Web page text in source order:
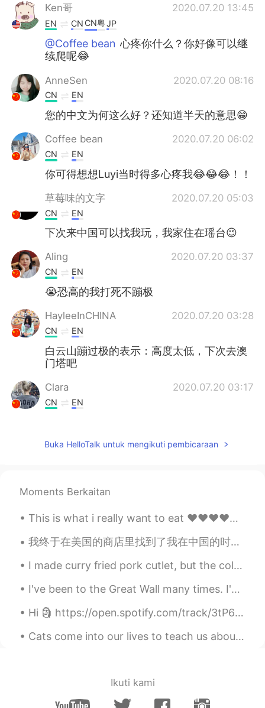
Ken哥 2020.07.20 13:45
EN CN CN粤JP
@Coffee bean 心疼你什么？你好像可以继
续爬呢😂
AnneSen 2020.07.20 08:16
CN EN
您的中文为何这么好？还知道半天的意思😁
Coffee bean 2020.07.20 06:02
CN EN
你可得想想Luyi当时得多心疼我😂😂😂！！
草莓味的文字 2020.07.20 05:03
CN EN
下次来中国可以找我玩，我家住在瑶台😉
Aling 2020.07.20 03:37
CN EN
😭恐高的我打死不蹦极
HayleeInCHINA 2020.07.20 03:28
CN EN
白云山蹦过极的表示：高度太低，下次去澳
门塔吧
Clara 2020.07.20 03:17
CN EN
Ken哥 2020.07.20 03:16
CN EN
怀念一下去年去广州找hellotalk的朋友
怀念一下去年去广州找hellotalk的朋友
玩 这件事情。
因为现在的情况也不知道下次见面是什
么时候了😪我记得有个故事，现在想起
挺搞笑不过当时就不是。
不过当时 并不 觉得
那天本来是想一起去白云山蹦极的不过
Buka HelloTalk untuk mengikuti pembicaraan
Moments Berkaitan
This is what i really want to eat ❤❤❤❤❤ Would anyone like to go with me?😊😊 I LOVE KOREAN FOOD😍
我终于在美国的商店里找到了我在中国的时候用的这种牙膏味道 😁 In America, toothpastes are usually a strong, fake mint flavor or...
I made curry fried pork cutlet, but the colour was to dark, because the oil was too hot. 😓😓 わたしは...
I've been to the Great Wall many times. I've been to Badaling, Mutianyu and Jinshanling. Jinsha...
Hi 🗿 https://open.spotify.com/track/3tP6QKbXvtrxiDI7QwKyUf?si=-McvxkqiT02tGYAWtURZ6w&utm_source...
Cats come into our lives to teach us about love, they depart to teach us about loss. A new cat ne...
Ikuti kami